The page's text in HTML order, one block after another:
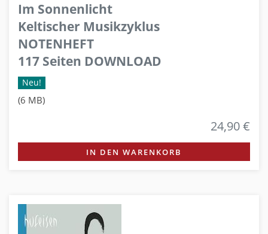
Im Sonnenlicht
Keltischer Musikzyklus
NOTENHEFT
117 Seiten DOWNLOAD
Neu!
(6 MB)
24,90 €
IN DEN WARENKORB